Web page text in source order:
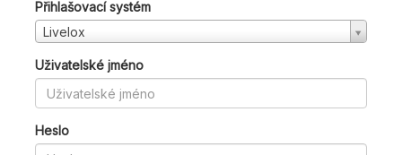
Přihlašovací systém
Livelox
Uživatelské jméno
Heslo